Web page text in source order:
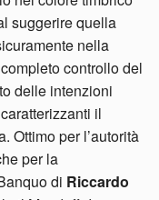
suggerire quella
nella
controllo del
delle intenzioni
il
Ottimo per l’autorità
per la
di Riccardo